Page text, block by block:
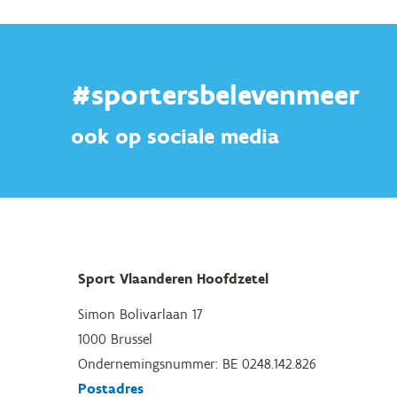
#sportersbelevenmeer
ook op sociale media
Sport Vlaanderen Hoofdzetel
Simon Bolivarlaan 17
1000 Brussel
Ondernemingsnummer: BE 0248.142.826
Postadres